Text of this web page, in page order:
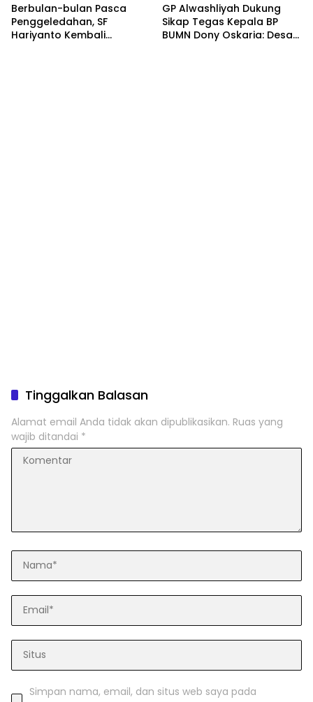
Berbulan-bulan Pasca
Penggeledahan, SF
Hariyanto Kembali
GP Alwashliyah Dukung
Sikap Tegas Kepala BP
BUMN Dony Oskaria: Desak
Tinggalkan Balasan
Alamat email Anda tidak akan dipublikasikan. Ruas yang
wajib ditandai *
Simpan nama, email, dan situs web saya pada